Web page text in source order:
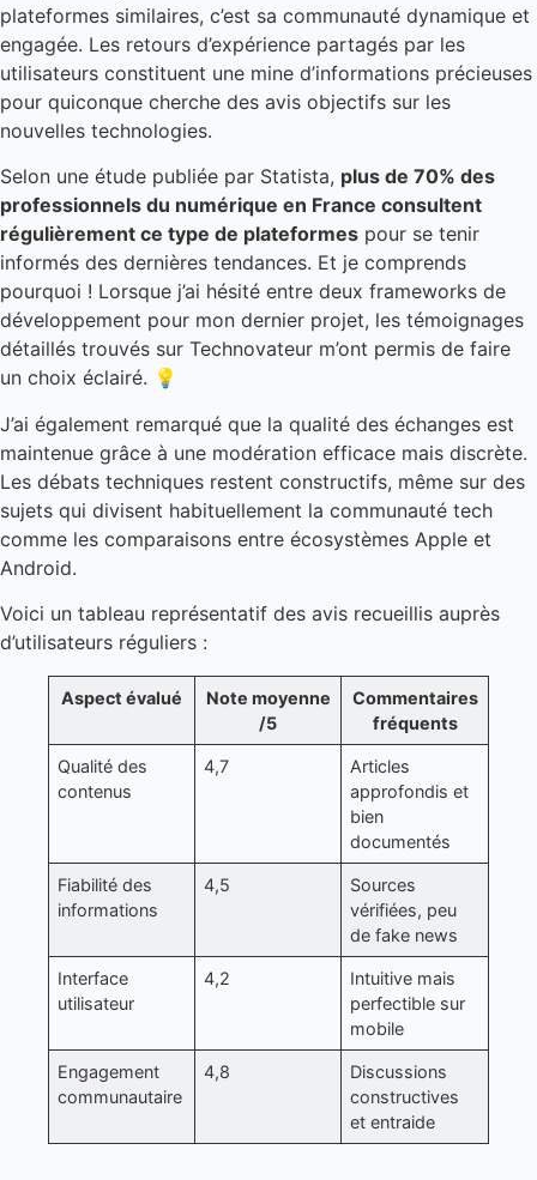
plateformes similaires, c’est sa communauté dynamique et
engagée. Les retours d’expérience partagés par les
utilisateurs constituent une mine d’informations précieuses
pour quiconque cherche des avis objectifs sur les
nouvelles technologies.
Selon une étude publiée par Statista, plus de 70% des
professionnels du numérique en France consultent
régulièrement ce type de plateformes pour se tenir
informés des dernières tendances. Et je comprends
pourquoi ! Lorsque j’ai hésité entre deux frameworks de
développement pour mon dernier projet, les témoignages
détaillés trouvés sur Technovateur m’ont permis de faire
un choix éclairé. 💡
J’ai également remarqué que la qualité des échanges est
maintenue grâce à une modération efficace mais discrète.
Les débats techniques restent constructifs, même sur des
sujets qui divisent habituellement la communauté tech
comme les comparaisons entre écosystèmes Apple et
Android.
Voici un tableau représentatif des avis recueillis auprès
d’utilisateurs réguliers :
Aspect évalué
Note moyenne
/5
Commentaires
fréquents
Qualité des
contenus
4,7
Articles
approfondis et
bien
documentés
Fiabilité des
informations
4,5
Sources
vérifiées, peu
de fake news
Interface
utilisateur
4,2
Intuitive mais
perfectible sur
mobile
Engagement
communautaire
4,8
Discussions
constructives
et entraide